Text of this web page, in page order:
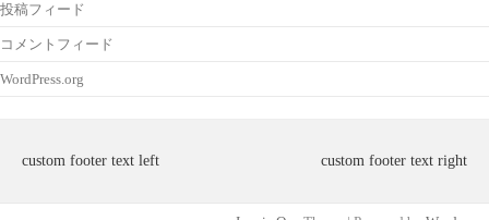
投稿フィード
コメントフィード
WordPress.org
custom footer text left custom footer text right